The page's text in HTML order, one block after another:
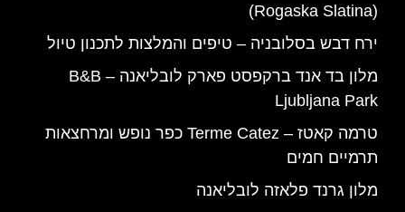
(Rogaska Slatina)
ירח דבש בסלובניה – טיפים והמלצות לתכנון טיול
מלון בד אנד ברקפסט פארק לובליאנה – B&B
Ljubljana Park
טרמה קאטז – Terme Catez כפר נופש ומרחצאות
תרמיים חמים
מלון גרנד פלאזה לובליאנה